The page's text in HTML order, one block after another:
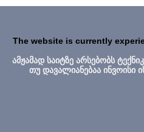
The website is currently
ამჟამად საიტზე არსებობს
თუ დავალიანებაა ინვოისი